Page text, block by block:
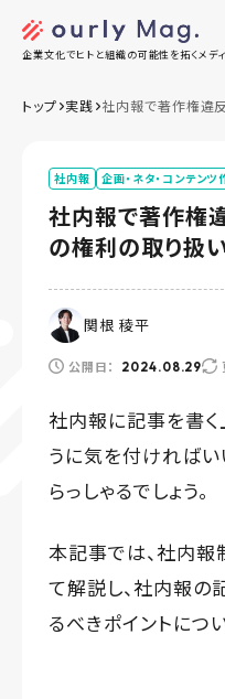
企業文化でヒトと組織の可能性を拓くメデ
トップ 実践 社内報で著作権違
社内報 企画・ネタ・コンテンツ
社内報で著作権
の権利の取り扱
関根 稜平
公開日： 2024.08.29
社内報に記事を書く
うに気を付ければ
らっしゃるでしょう。
本記事では、社内
て解説し、社内報
るべきポイントにつ